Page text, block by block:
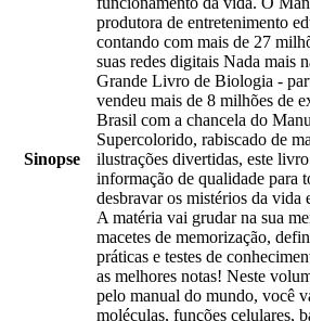
Sinopse
produtora de entretenimento
contando com mais de 27
suas redes digitais Nada mais
Grande Livro de Biologia -
vendeu mais de 8 milhões de
Brasil com a chancela do
Supercolorido, rabiscado de
ilustrações divertidas, este
informação de qualidade para
desbravar os mistérios da
A matéria vai grudar na sua
macetes de memorização,
práticas e testes de
as melhores notas! Neste
pelo manual do mundo, você
moléculas, funções celulares,